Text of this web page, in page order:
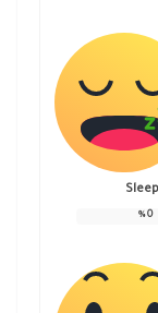
0
%